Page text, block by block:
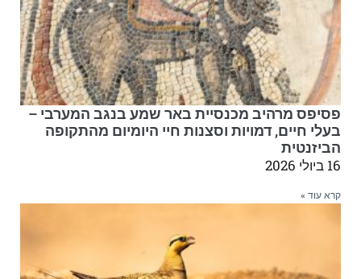
פסיפס מרהיב מכנסיית באר שמע בנגב המערבי –
בעלי חיים, דמויות וסצנות חיי היומיום מהתקופה
הביזנטית
16 ביולי 2026
קרא עוד »